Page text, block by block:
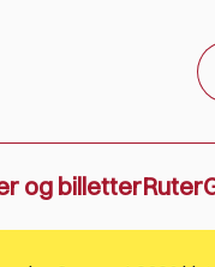
og billetterRuter